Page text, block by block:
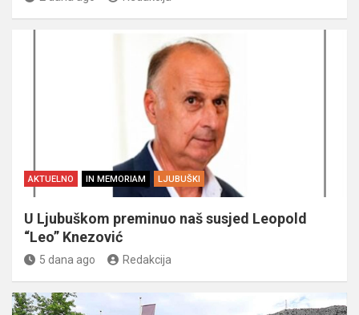
AKTUELNO IN MEMORIAM LJUBUŠKI
U Ljubuškom preminuo naš susjed Leopold
“Leo” Knezović
5 dana ago Redakcija